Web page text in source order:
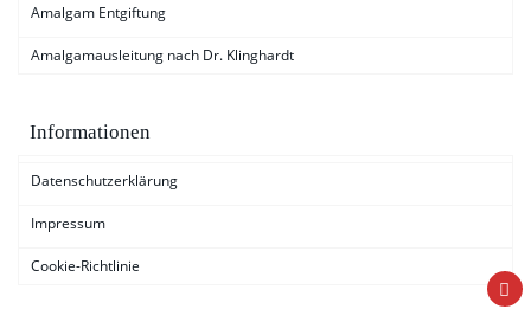
Amalgam Entgiftung
Amalgamausleitung nach Dr. Klinghardt
Informationen
Datenschutzerklärung
Impressum
Cookie-Richtlinie